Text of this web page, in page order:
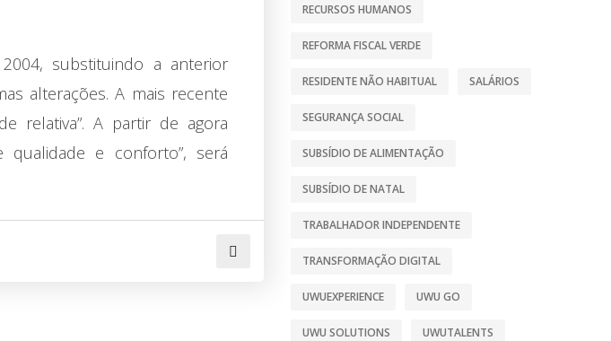
substituindo a anterior
alterações. A mais recente
relativa”. A partir de agora
e conforto”, será
RECURSOS HUMANOS
REFORMA FISCAL VERDE
RESIDENTE NÃO HABITUAL SALÁRIOS
SEGURANÇA SOCIAL
SUBSÍDIO DE ALIMENTAÇÃO
SUBSÍDIO DE NATAL
TRABALHADOR INDEPENDENTE
TRANSFORMAÇÃO DIGITAL
UWUEXPERIENCE UWU GO
UWU SOLUTIONS UWUTALENTS